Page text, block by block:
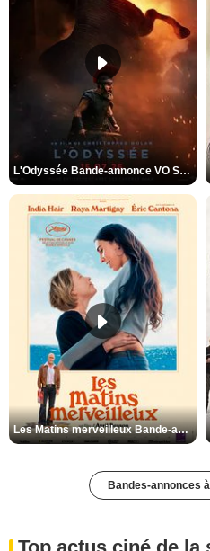
L'Odyssée Bande-annonce VO STFR
Les Matins merveilleux Bande-annonce VF
Bandes-annonces